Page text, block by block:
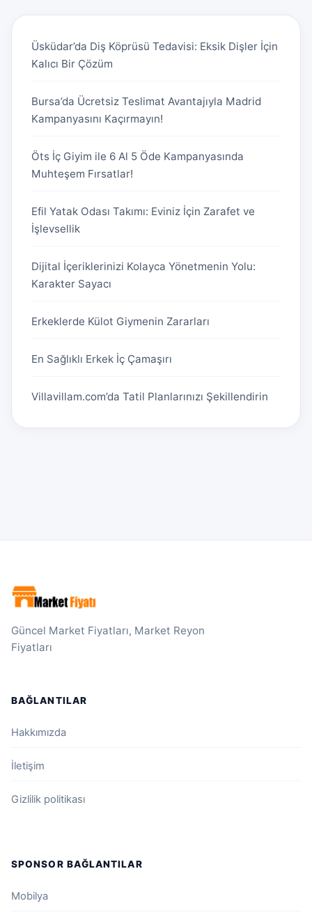
Üsküdar’da Diş Köprüsü Tedavisi: Eksik Dişler İçin
Kalıcı Bir Çözüm
Bursa’da Ücretsiz Teslimat Avantajıyla Madrid
Kampanyasını Kaçırmayın!
Öts İç Giyim ile 6 Al 5 Öde Kampanyasında
Muhteşem Fırsatlar!
Efil Yatak Odası Takımı: Eviniz İçin Zarafet ve
İşlevsellik
Dijital İçeriklerinizi Kolayca Yönetmenin Yolu:
Karakter Sayacı
Erkeklerde Külot Giymenin Zararları
En Sağlıklı Erkek İç Çamaşırı
Villavillam.com’da Tatil Planlarınızı Şekillendirin
Güncel Market Fiyatları, Market Reyon
Fiyatları
BAĞLANTILAR
Hakkımızda
İletişim
Gizlilik politikası
SPONSOR BAĞLANTILAR
Mobilya